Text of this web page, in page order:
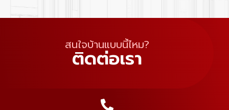
สนใจบ้านแบบนี้ไหม?
ติดต่อเรา